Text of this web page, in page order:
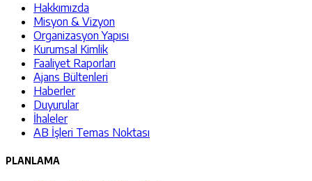
Hakkımızda
Misyon & Vizyon
Organizasyon Yapısı
Kurumsal Kimlik
Faaliyet Raporları
Ajans Bültenleri
Haberler
Duyurular
İhaleler
AB İşleri Temas Noktası
PLANLAMA